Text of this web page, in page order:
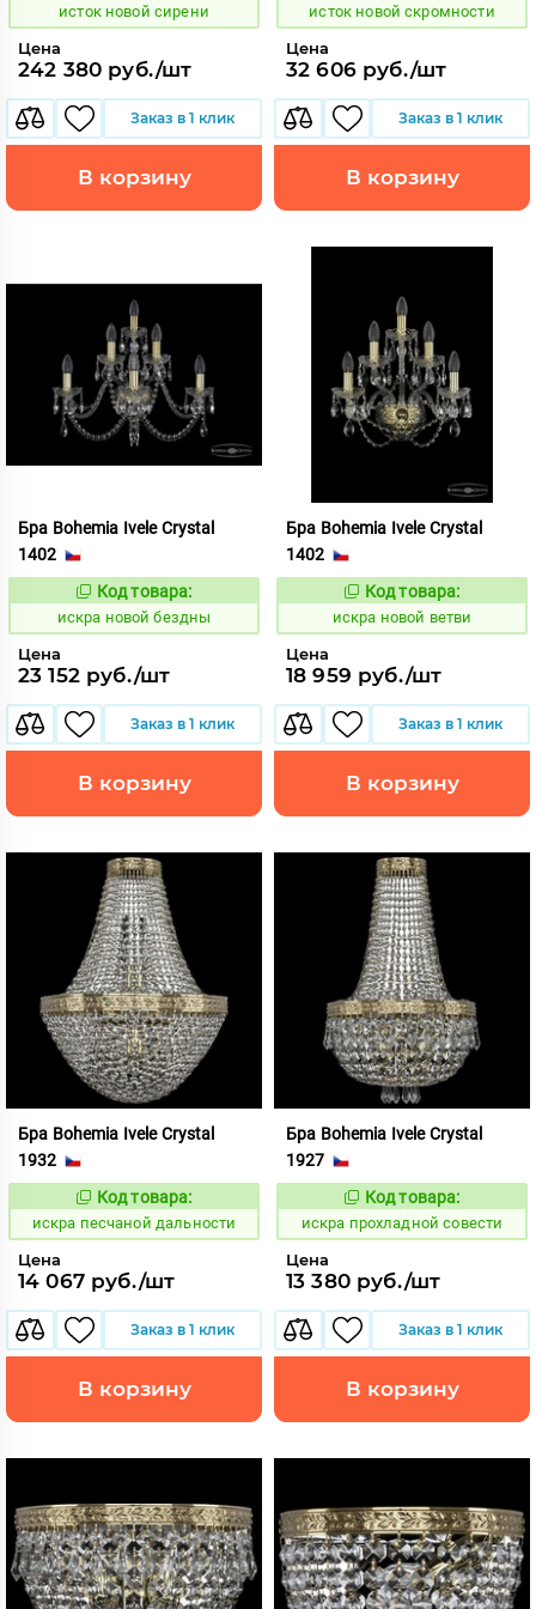
исток новой сирени
Цена
242 380 руб./шт
Заказ в 1 клик
В корзину
исток новой скромности
Цена
32 606 руб./шт
Заказ в 1 клик
В корзину
Бра Bohemia Ivele Crystal
1402
Код:
601877
Код товара:
искра новой бездны
Цена
23 152 руб./шт
Заказ в 1 клик
В корзину
Бра Bohemia Ivele Crystal
1402
Код:
601884
Код товара:
искра новой ветви
Цена
18 959 руб./шт
Заказ в 1 клик
В корзину
Бра Bohemia Ivele Crystal
1932
Код:
602871
Код товара:
искра песчаной дальности
Цена
14 067 руб./шт
Заказ в 1 клик
В корзину
Бра Bohemia Ivele Crystal
1927
Код:
602898
Код товара:
искра прохладной совести
Цена
13 380 руб./шт
Заказ в 1 клик
В корзину